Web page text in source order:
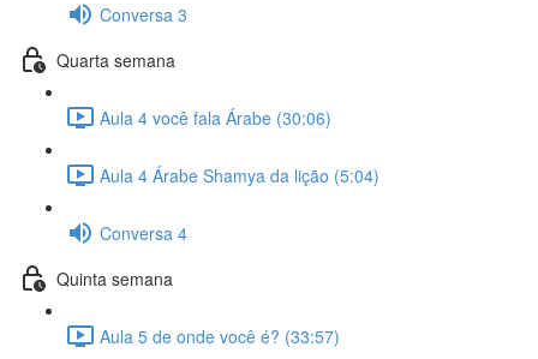
Conversa 3
Quarta semana
Aula 4 você fala Árabe (30:06)
Aula 4 Árabe Shamya da lição (5:04)
Conversa 4
Quinta semana
Aula 5 de onde você é? (33:57)